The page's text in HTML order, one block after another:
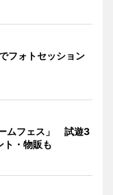
フォトセッション
ムフェス」 試遊3
ト・物販も